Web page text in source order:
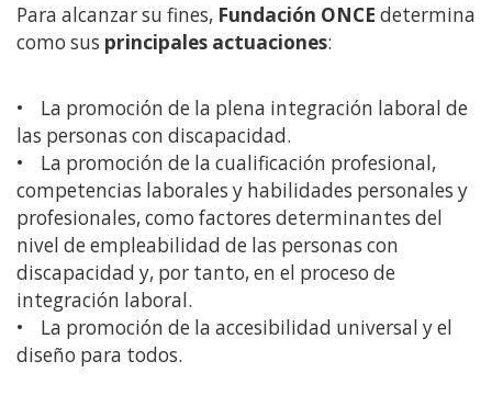
Para alcanzar su fines, Fundación ONCE determina
como sus principales actuaciones:
• La promoción de la plena integración laboral de
las personas con discapacidad.
• La promoción de la cualificación profesional,
competencias laborales y habilidades personales y
profesionales, como factores determinantes del
nivel de empleabilidad de las personas con
discapacidad y, por tanto, en el proceso de
integración laboral.
• La promoción de la accesibilidad universal y el
diseño para todos.